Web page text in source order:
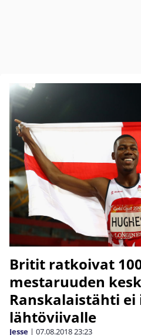
Britit ratkoivat
mestaruuden
Ranskalaistähti
lähtöviivalle
Jesse | 07.08.201823:23